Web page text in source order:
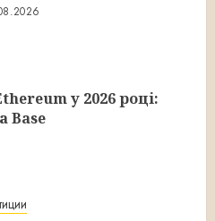
у 2026 році:
Base